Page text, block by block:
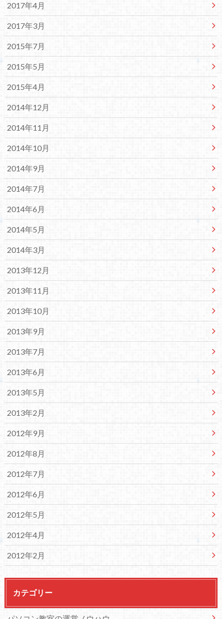
2017年4月
2017年3月
2015年7月
2015年5月
2015年4月
2014年12月
2014年11月
2014年10月
2014年9月
2014年7月
2014年6月
2014年5月
2014年3月
2013年12月
2013年11月
2013年10月
2013年9月
2013年7月
2013年6月
2013年5月
2013年2月
2012年9月
2012年8月
2012年7月
2012年6月
2012年5月
2012年4月
2012年2月
カテゴリー